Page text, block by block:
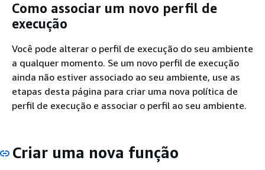
Como associar um novo perfil de
execução
Você pode alterar o perfil de execução do seu ambiente
a qualquer momento. Se um novo perfil de execução
ainda não estiver associado ao seu ambiente, use as
etapas desta página para criar uma nova política de
perfil de execução e associar o perfil ao seu ambiente.
Criar uma nova função